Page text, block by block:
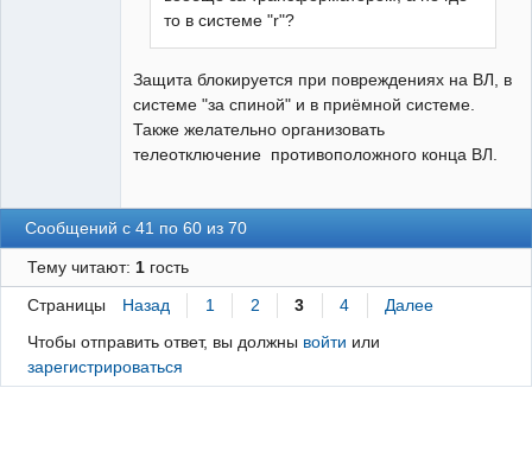
то в системе "r"?
Защита блокируется при повреждениях на ВЛ, в
системе "за спиной" и в приёмной системе.
Также желательно организовать
телеотключение противоположного конца ВЛ.
Сообщений с 41 по 60 из 70
Тему читают: 1гость
Страницы Назад 1 2 3 4
Далее
Чтобы отправить ответ, вы должны войти или
зарегистрироваться